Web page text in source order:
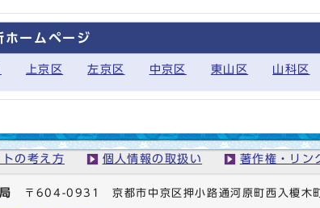
ホームページ
上京区 左京区 中京区 東山区 山科区
の考え方 個人情報の取扱い 著作権・リン
局 〒604-0931 京都市中京区押小路通河原町西入榎